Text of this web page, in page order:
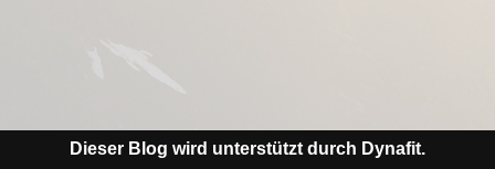
Dieser Blog wird unterstützt durch Dynafit.